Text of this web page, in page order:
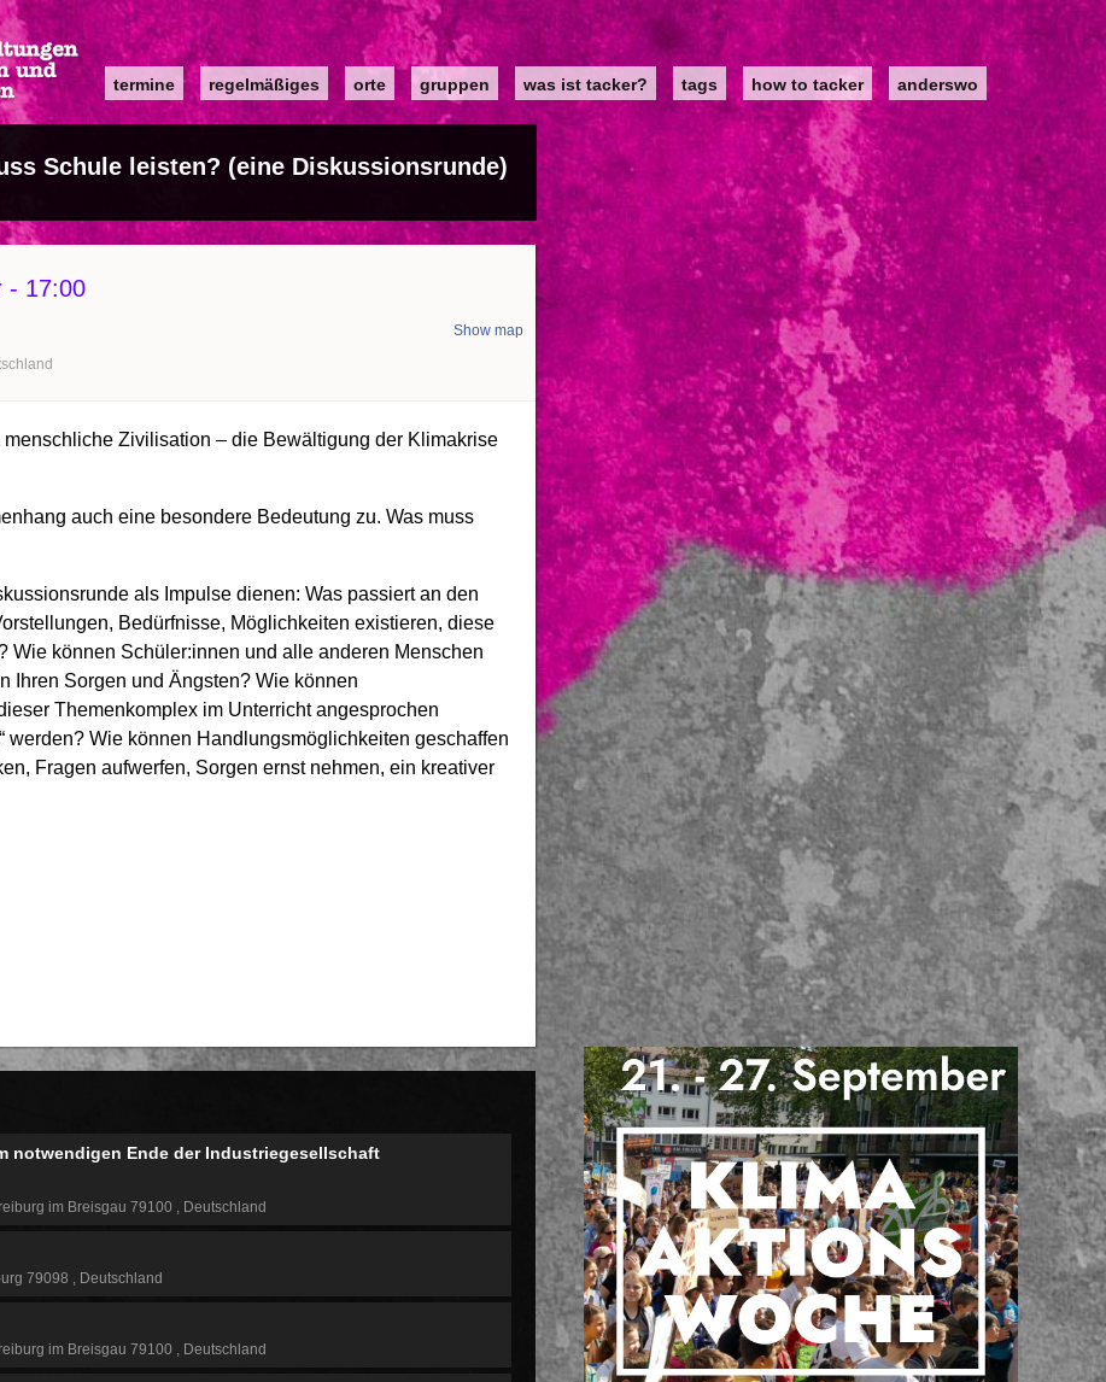
Main
navigation
termine regelmäßiges orte gruppen was ist tacker? tags how to tacker anderswo
Schule leisten? (eine Diskussionsrunde)
- 17:00
Show map
Zivilisation – die Bewältigung der Klimakrise
auch eine besondere Bedeutung zu. Was muss
als Impulse dienen: Was passiert an den
Bedürfnisse, Möglichkeiten existieren, diese
Wie können Schüler:innen und alle anderen Menschen
Ihren Sorgen und Ängsten? Wie können
Themenkomplex im Unterricht angesprochen
werden? Wie können Handlungsmöglichkeiten geschaffen
Fragen aufwerfen, Sorgen ernst nehmen, ein kreativer
notwendigen Ende der Industriegesellschaft
im Breisgau 79100 Deutschland
79098 Deutschland
im Breisgau 79100 Deutschland